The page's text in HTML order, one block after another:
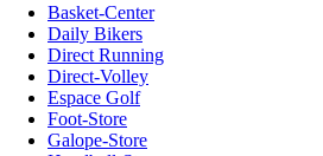
Basket-Center
Daily Bikers
Direct Running
Direct-Volley
Espace Golf
Foot-Store
Galope-Store